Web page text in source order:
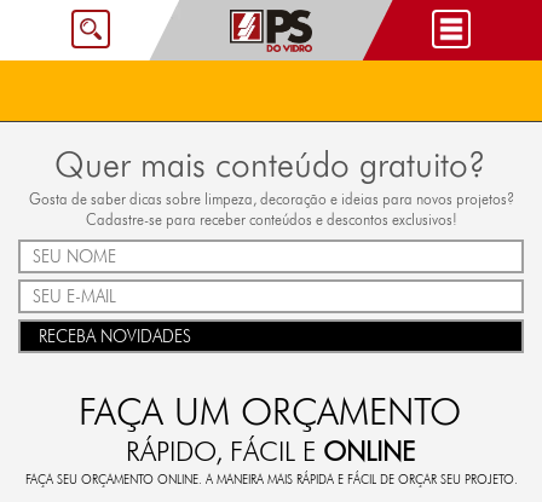
Quer mais conteúdo gratuito?
Gosta de saber dicas sobre limpeza, decoração e ideias para novos projetos?
Cadastre-se para receber conteúdos e descontos exclusivos!
RECEBA NOVIDADES
FAÇA UM ORÇAMENTO
RÁPIDO, FÁCIL E ONLINE
FAÇA SEU ORÇAMENTO ONLINE. A MANEIRA MAIS RÁPIDA E FÁCIL DE ORÇAR SEU PROJETO.